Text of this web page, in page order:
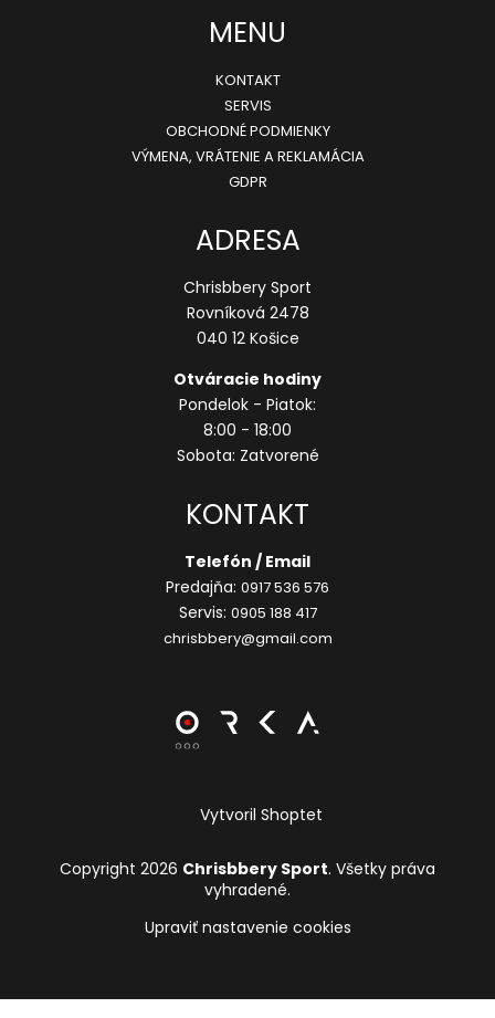
MENU
KONTAKT
SERVIS
OBCHODNÉ PODMIENKY
VÝMENA, VRÁTENIE A REKLAMÁCIA
GDPR
ADRESA
Chrisbbery Sport
Rovníková 2478
040 12 Košice
Otváracie hodiny
Pondelok - Piatok:
8:00 - 18:00
Sobota: Zatvorené
KONTAKT
Telefón / Email
Predajňa: 0917 536 576
Servis: 0905 188 417
chrisbbery@gmail.com
Vytvoril Shoptet
Copyright 2026 Chrisbbery Sport. Všetky práva
vyhradené.
Upraviť nastavenie cookies